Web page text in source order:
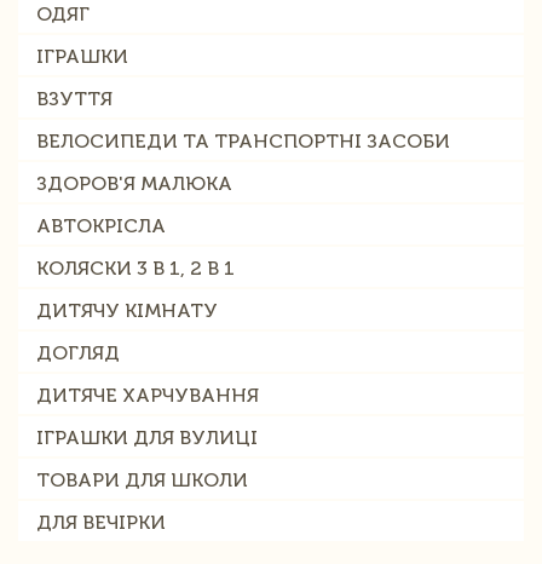
ОДЯГ
ІГРАШКИ
ВЗУТТЯ
ВЕЛОСИПЕДИ ТА ТРАНСПОРТНІ ЗАСОБИ
ЗДОРОВ'Я МАЛЮКА
АВТОКРІСЛА
КОЛЯСКИ 3 В 1, 2 В 1
ДИТЯЧУ КІМНАТУ
ДОГЛЯД
ДИТЯЧЕ ХАРЧУВАННЯ
ІГРАШКИ ДЛЯ ВУЛИЦІ
ТОВАРИ ДЛЯ ШКОЛИ
ДЛЯ ВЕЧІРКИ